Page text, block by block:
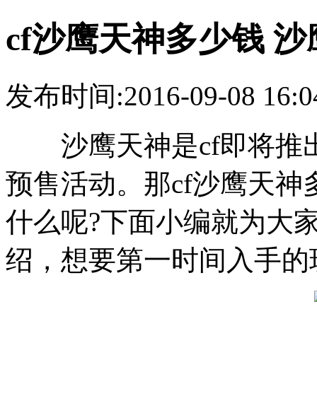
cf沙鹰天神多少钱
发布时间:2016-09-08
沙鹰天神是cf即将推
预售活动。那cf沙鹰天神
什么呢?下面小编就为大
绍，想要第一时间入手